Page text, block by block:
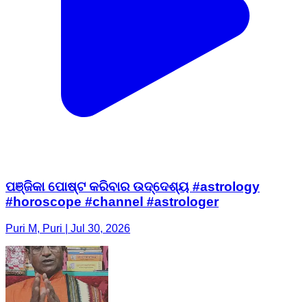
ପଞ୍ଜିକା ପୋଷ୍ଟ କରିବାର ଉଦ୍ଦେଶ୍ୟ #astrology
#horoscope #channel #astrologer
Puri M, Puri | Jul 30, 2026